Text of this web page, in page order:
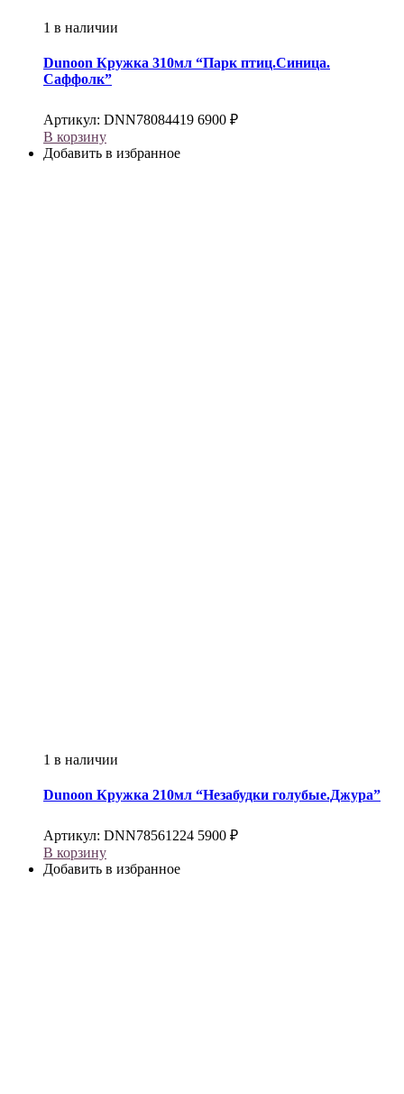
1 в наличии
Dunoon Кружка 310мл “Парк птиц.Синица.
Саффолк”
Артикул: DNN78084419 6900 ₽
В корзину
Добавить в избранное
1 в наличии
Dunoon Кружка 210мл “Незабудки голубые.Джура”
Артикул: DNN78561224 5900 ₽
В корзину
Добавить в избранное